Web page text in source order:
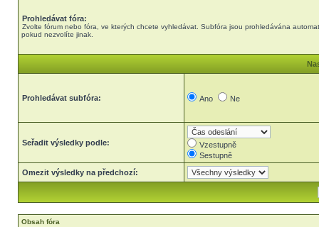
Prohledávat fóra:
Zvolte fórum nebo fóra, ve kterých chcete vyhledávat. Subfóra jsou prohledávána
pokud nezvolíte jinak.
Prohledávat subfóra: Ano Ne
Seřadit výsledky podle:
Vzestupně
Sestupně
Omezit výsledky na předchozí:
Obsah fóra